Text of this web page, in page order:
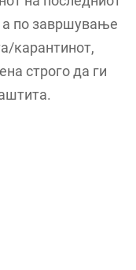
а по завршување
карантинот,
строго да ги